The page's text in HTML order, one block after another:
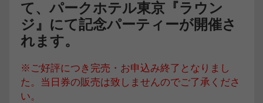
て、パークホテル東京『ラウン
ジ』にて記念パーティーが開催さ
れます。
※ご好評につき完売・お申込み終了となりまし
た。当日券の販売は致しませんのでご了承くださ
い。